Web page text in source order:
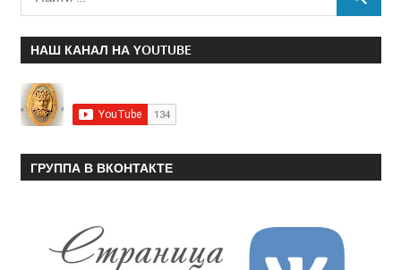
НАШ КАНАЛ НА YOUTUBE
ГРУППА В ВКОНТАКТЕ